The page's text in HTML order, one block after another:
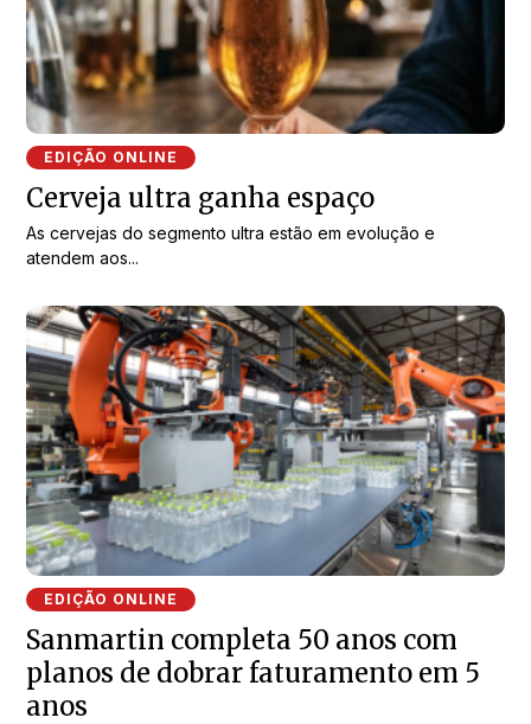
EDIÇÃO ONLINE
Cerveja ultra ganha espaço
As cervejas do segmento ultra estão em evolução e
atendem aos...
EDIÇÃO ONLINE
Sanmartin completa 50 anos com
planos de dobrar faturamento em 5
anos